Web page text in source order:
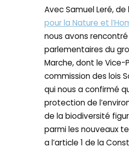
Avec Samuel Leré,
pour la Nature et
nous avons rencontré
parlementaires du
Marche, dont le Vice-
commission des lois
qui nous a confirmé
protection de
de la biodiversité
parmi les nouveaux
a l’article 1 de la